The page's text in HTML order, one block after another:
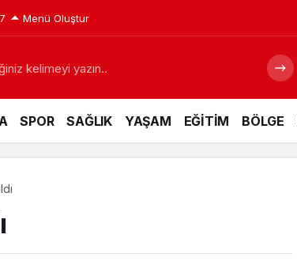
Menü Oluştur
kelimeyi yazın..
SPOR SAĞLIK YAŞAM EĞİTİM BÖLGE